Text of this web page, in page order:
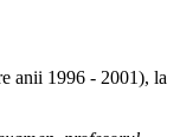
anii 1996 - 2001), la